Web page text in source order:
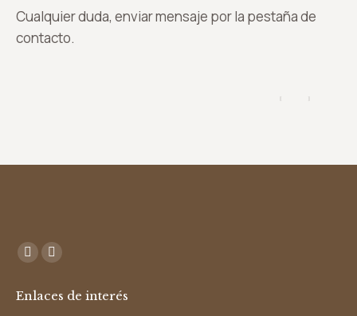
Cualquier duda, enviar mensaje por la pestaña de
contacto.
Encuéntranos en:
Facebook
opens
Instagram
opens
Enlaces de interés